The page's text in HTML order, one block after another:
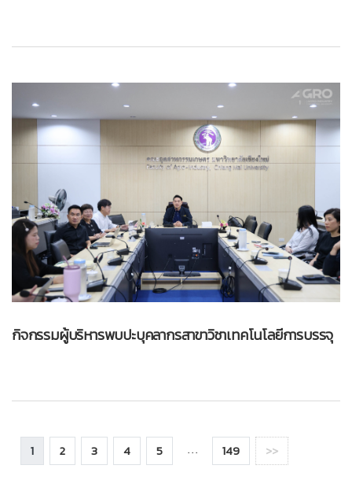
กิจกรรมผู้บริหารพบปะบุคลากรสาขาวิชาเทคโนโลยีการบรรจุ
1 2 3 4 5 . . . 149 >>